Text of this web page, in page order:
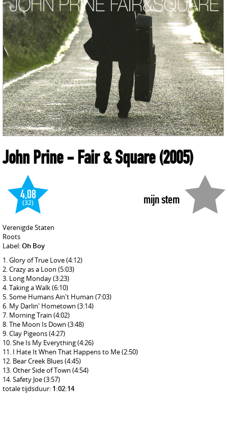
John Prine- Fair & Square(2005)
mijn stem
4,08
(32)
Verenigde Staten
Roots
Label:Oh Boy
Glory of True Love(4:12)
Crazy as a Loon (5:03)
Long Monday(3:23)
Taking a Walk(6:10)
Some Humans Ain't Human (7:03)
My Darlin' Hometown (3:14)
Morning Train (4:02)
The Moon Is Down (3:48)
Clay Pigeons(4:27)
She Is My Everything(4:26)
I Hate It When That Happens to Me(2:50)
Bear Creek Blues(4:45)
Other Side of Town (4:54)
Safety Joe(3:57)
totale tijdsduur: 1:02:14